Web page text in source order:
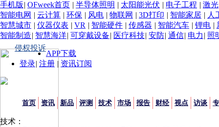
手机版 | OFweek首页 | 半导体照明 | 太阳能光伏 | 电子工程 | 激光
智能电网 | 云计算 | 环保 | 风电 | 物联网 | 3D打印 | 智能家居 | 人
智慧城市 | 仪器仪表 | VR | 智能硬件 | 传感器 | 智能汽车 | 锂电 |
智能制造| 智慧海洋| 可穿戴设备| 医疗科技| 安防| 通信| 电力 | 照
侵权投诉
APP下载
登录| 注册 | 资讯订阅
首页 资讯 新品 评测 技术 市场 报告 财经 视点 访谈
技术：